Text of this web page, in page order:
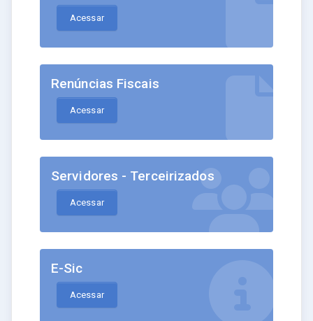
Acessar
Renúncias Fiscais
Acessar
Servidores - Terceirizados
Acessar
E-Sic
Acessar